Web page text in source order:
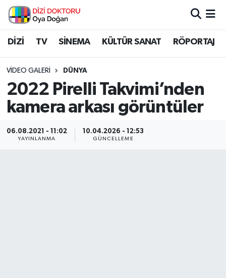
DİZİ TV SİNEMA KÜLTÜR SANAT RÖPORTAJ
VIDEO GALERI DÜNYA
2022 Pirelli Takvimi’nden
kamera arkası görüntüler
06.08.2021 - 11:02
YAYINLANMA
10.04.2026 - 12:53
GÜNCELLEME
İstanbul Nöbetçi Eczaneler
İstanbul Namaz Vakitleri
İstanbul Trafik Yoğunluk Haritası
Süper Lig Puan Durumu ve Fikstür